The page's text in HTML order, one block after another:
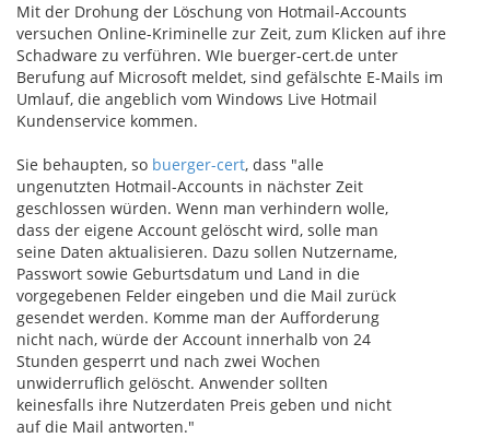
Mit der Drohung der Löschung von Hotmail-Accounts
versuchen Online-Kriminelle zur Zeit, zum Klicken auf ihre
Schadware zu verführen. WIe buerger-cert.de unter
Berufung auf Microsoft meldet, sind gefälschte E-Mails im
Umlauf, die angeblich vom Windows Live Hotmail
Kundenservice kommen.
Sie behaupten, so buerger-cert, dass "alle
ungenutzten Hotmail-Accounts in nächster Zeit
geschlossen würden. Wenn man verhindern wolle,
dass der eigene Account gelöscht wird, solle man
seine Daten aktualisieren. Dazu sollen Nutzername,
Passwort sowie Geburtsdatum und Land in die
vorgegebenen Felder eingeben und die Mail zurück
gesendet werden. Komme man der Aufforderung
nicht nach, würde der Account innerhalb von 24
Stunden gesperrt und nach zwei Wochen
unwiderruflich gelöscht. Anwender sollten
keinesfalls ihre Nutzerdaten Preis geben und nicht
auf die Mail antworten."